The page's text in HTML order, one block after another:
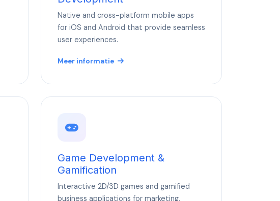
Native and cross-platform mobile apps
for iOS and Android that provide seamless
user experiences.
Meer informatie
Game Development &
Gamification
Interactive 2D/3D games and gamified
business applications for marketing,